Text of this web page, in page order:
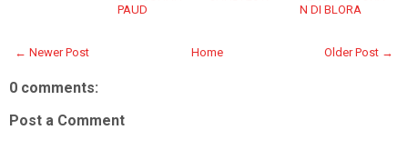
PAUD
N DI BLORA
← Newer Post Older Post →
Home
0 comments:
Post a Comment